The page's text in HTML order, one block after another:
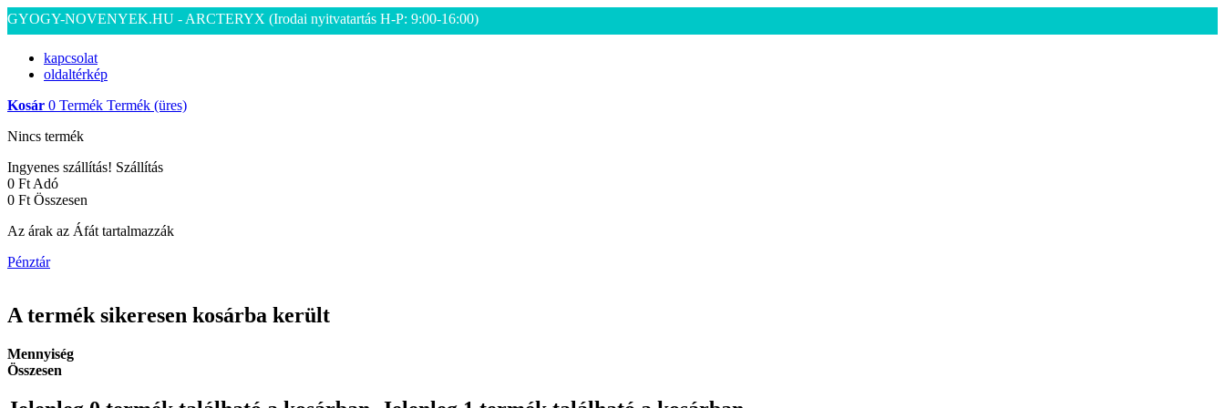
GYOGY-NOVENYEK.HU - ARCTERYX (Irodai nyitvatartás H-P: 9:00-16:00)
kapcsolat
oldaltérkép
Kosár 0 Termék Termék (üres)
Nincs termék
Ingyenes szállítás! Szállítás
0 Ft‎ Adó
0 Ft‎ Összesen
Az árak az Áfát tartalmazzák
Pénztár
A termék sikeresen kosárba került
Mennyiség
Összesen